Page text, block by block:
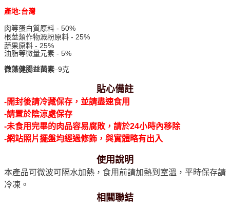
產地:台灣
肉等蛋白質原料 - 50%
根莖類作物澱粉原料 - 25%
蔬果原料 - 25%
油脂等微量元素 - 5%
微藻健腸益菌素–9克
貼心備註
-開封後請冷藏保存，並請盡速食用
-請置於陰涼處保存
-未食用完畢的肉品容易腐敗，請於24小時內移除
-網站照片擺盤均經過修飾，與實體略有出入
使用說明
本產品可微波可隔水加熱，食用前請加熱到室溫，平時保存請
冷凍。
相關聯結